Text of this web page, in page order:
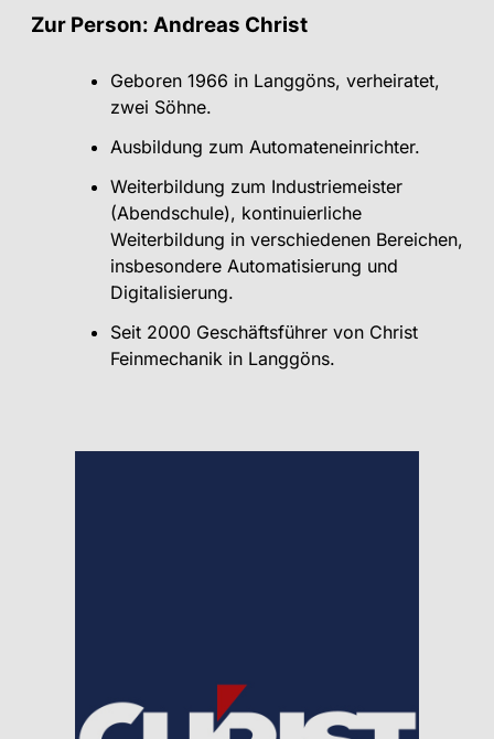
Zur Person: Andreas Christ
Geboren 1966 in Langgöns, verheiratet,
zwei Söhne.
Ausbildung zum Automateneinrichter.
Weiterbildung zum Industriemeister
(Abendschule), kontinuierliche
Weiterbildung in verschiedenen Bereichen,
insbesondere Automatisierung und
Digitalisierung.
Seit 2000 Geschäftsführer von Christ
Feinmechanik in Langgöns.